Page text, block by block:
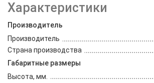
Характеристики
Производитель
Производитель
Страна производства
Габаритные размеры
Высота, мм.